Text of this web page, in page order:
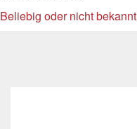
Beliebig oder nicht bekannt